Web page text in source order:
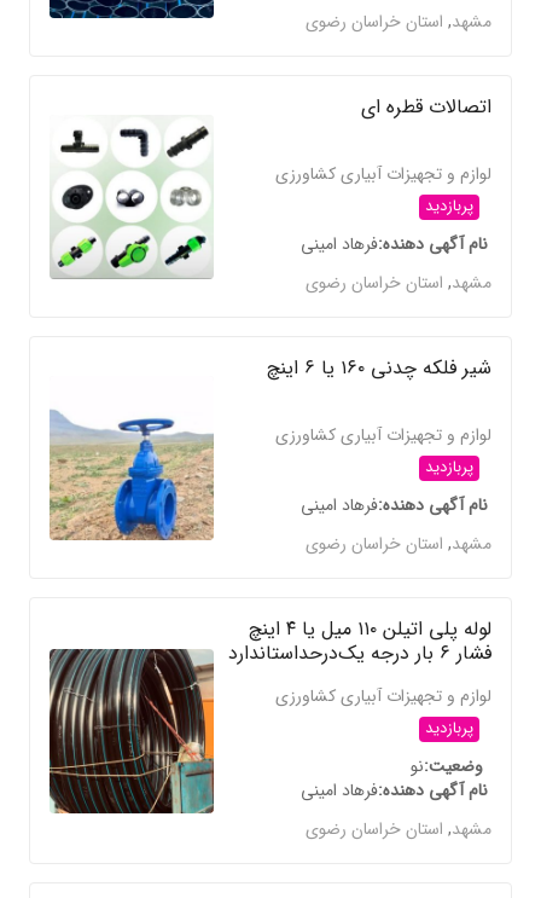
مشهد,استان خراسان رضوی
اتصالات قطره ای
لوازم و تجهیزات آبیاری کشاورزی
پربازدید
نام آگهی دهندهفرهاد امینی
مشهد,استان خراسان رضوی
شیر فلکه چدنی ۱۶۰ یا ۶ اینچ
لوازم و تجهیزات آبیاری کشاورزی
پربازدید
نام آگهی دهندهفرهاد امینی
مشهد,استان خراسان رضوی
لوله پلی اتیلن ۱۱۰ میل یا ۴ اینچ
فشار ۶ بار درجه یک‌در‌حد‌استاندارد
لوازم و تجهیزات آبیاری کشاورزی
پربازدید
وضعیتنو
نام آگهی دهندهفرهاد امینی
مشهد,استان خراسان رضوی